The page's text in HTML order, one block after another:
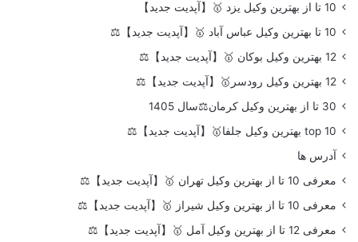
10 تا از بهترین وکیل یزد 🥇【آپدیت جدید】
10 تا بهترین وکیل عباس آباد 🥇【آپدیت جدید】⚖️
12 بهترین وکیل بوکان 🥇【آپدیت جدید】⚖️
12 بهترین وکیل رودسر🥇【آپدیت جدید】⚖️
30 تا از بهترین وکیل کرمان⚖️سال 1405
top 10 بهترین وکیل جلفا🥇【آپدیت جدید】⚖️
آدرس ها
معرفی 10 تا از بهترین وکیل تهران 🥇【آپدیت جدید】⚖️
معرفی 10 تا از بهترین وکیل شیراز 🥇【آپدیت جدید】⚖️
معرفی 12 تا از بهترین وکیل آمل 🥇【آپدیت جدید】⚖️